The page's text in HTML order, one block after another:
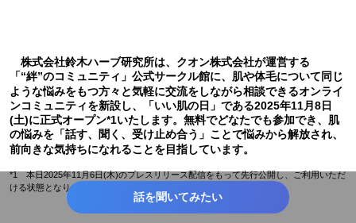
株式会社鈴木ハーブ研究所は、クオン株式会社が運営する
「“絆”のコミュニティ」公式サークル館に、肌や体毛について同じ
ような悩みをもつ方々と気軽に交流をしながら相談できるオンライ
ンコミュニティを新設し、「いい肌の日」である2025年11月8日
(土)に正式オープン*1いたします。無料でどなたでも参加でき、肌
の悩みを「話す、聞く、受け止め合う」ことで悩みから解放され、
前向きな気持ちになれることを目指しています。
*1 本日2025年11月6日(木)のプレスリリース配信をもって先行公開し、ご利用いただ
ける状態となります。
話を聞いてみたい